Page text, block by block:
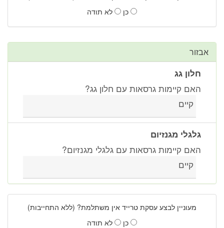
כן
לא תודה
אבזור
חלון גג
האם קיימות גרסאות עם חלון גג?
קיים
גלגלי מגנזיום
האם קיימות גרסאות עם גלגלי מגנזיום?
קיים
מעוניין לבצע עסקת טרייד אין משתלמת? (ללא התחייבות)
כן
לא תודה